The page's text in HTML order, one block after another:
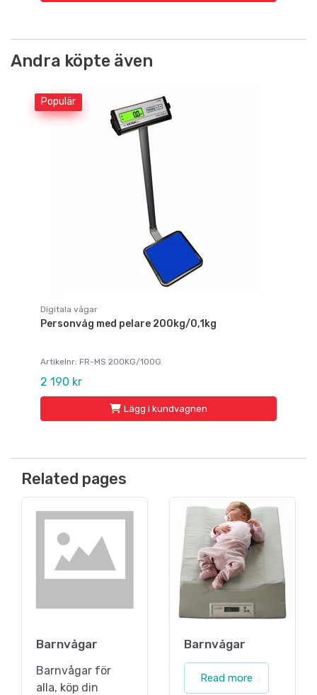
Andra köpte även
Populär
Digitala vågar
Personvåg med pelare 200kg/0,1kg
Artikelnr: FR-MS 200KG/100G
2 190 kr
Lägg i kundvagnen
Related pages
Barnvågar
Barnvågar för
alla, köp din
Barnvågar
Read more